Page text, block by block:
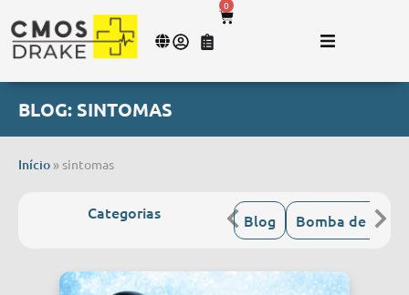
0
BLOG: SINTOMAS
Início » sintomas
Categorias Blog Bomba de